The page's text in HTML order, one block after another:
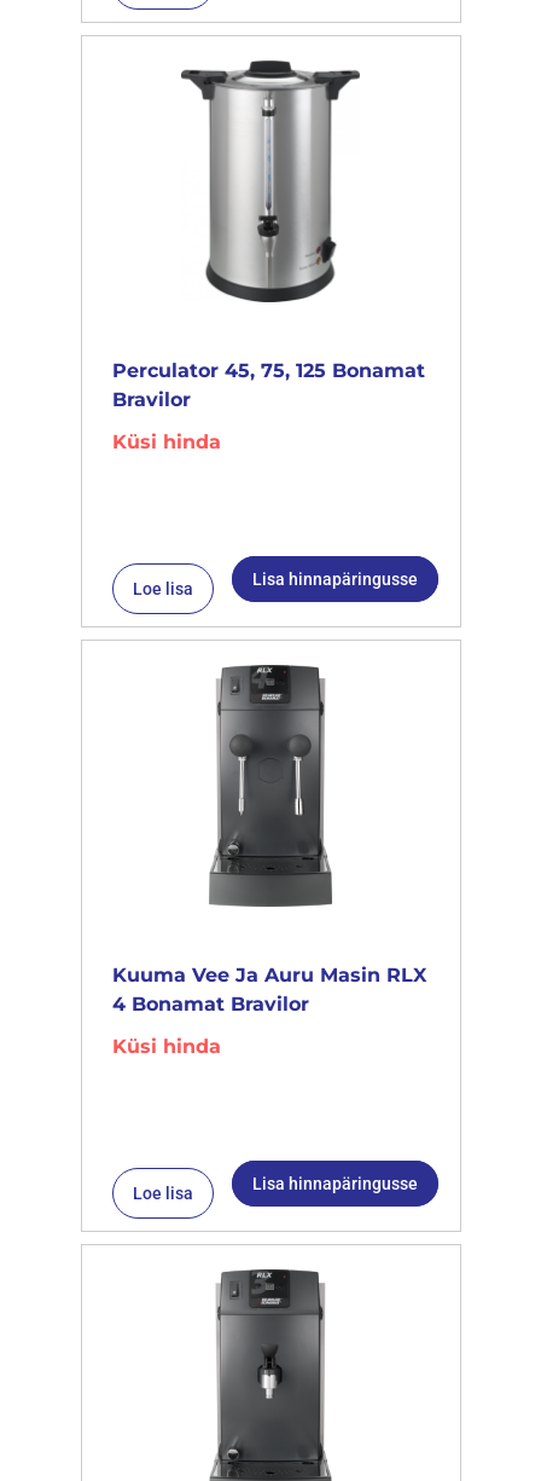
Perculator 45, 75, 125 Bonamat
Bravilor
Küsi hinda
Loe lisa Lisa hinnapäringusse
Kuuma Vee Ja Auru Masin RLX
4 Bonamat Bravilor
Küsi hinda
Loe lisa Lisa hinnapäringusse